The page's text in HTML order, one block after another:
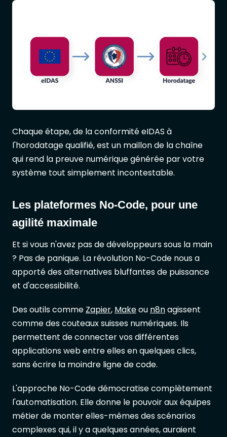
Chaque étape, de la conformité eIDAS à
l'horodatage qualifié, est un maillon de la chaîne
qui rend la preuve numérique générée par votre
système tout simplement incontestable.
Les plateformes No-Code, pour une
agilité maximale
Et si vous n'avez pas de développeurs sous la main
? Pas de panique. La révolution No-Code nous a
apporté des alternatives bluffantes de puissance
et d'accessibilité.
Des outils comme Zapier, Makeou n8nagissent
comme des couteaux suisses numériques. Ils
permettent de connecter vos différentes
applications web entre elles en quelques clics,
sans écrire la moindre ligne de code.
L'approche No-Code démocratise complètement
l'automatisation. Elle donne le pouvoir aux équipes
métier de monter elles-mêmes des scénarios
complexes qui, il y a quelques années, auraient